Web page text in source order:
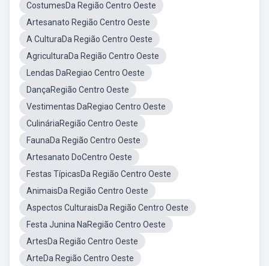
CostumesDa Região Centro Oeste
Artesanato Região Centro Oeste
A CulturaDa Região Centro Oeste
AgriculturaDa Região Centro Oeste
Lendas DaRegiao Centro Oeste
DançaRegião Centro Oeste
Vestimentas DaRegiao Centro Oeste
CulináriaRegião Centro Oeste
FaunaDa Região Centro Oeste
Artesanato DoCentro Oeste
Festas TípicasDa Região Centro Oeste
AnimaisDa Região Centro Oeste
Aspectos CulturaisDa Região Centro Oeste
Festa Junina NaRegião Centro Oeste
ArtesDa Região Centro Oeste
ArteDa Região Centro Oeste